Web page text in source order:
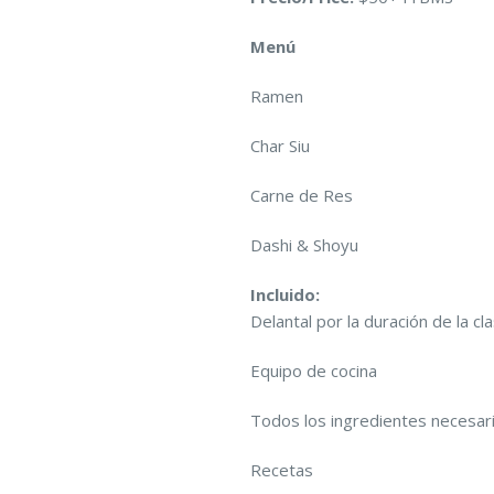
Menú
Ramen
Char Siu
Carne de Res
Dashi & Shoyu
Incluido:
Delantal por la duración de la
Equipo de cocina
Todos los ingredientes
Recetas